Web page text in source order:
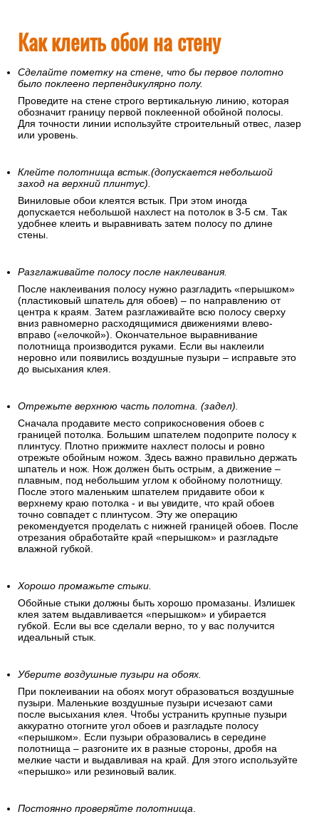
Как клеить обои на стену
Сделайте пометку на стене, что бы первое полотно
было поклеено перпендикулярно полу.
Проведите на стене строго вертикальную линию, которая
обозначит границу первой поклеенной обойной полосы.
Для точности линии используйте строительный отвес, лазер
или уровень.
Клейте полотнища встык.(допускается небольшой
заход на верхний плинтус).
Виниловые обои клеятся встык. При этом иногда
допускается небольшой нахлест на потолок в 3-5 см. Так
удобнее клеить и выравнивать затем полосу по длине
стены.
Разглаживайте полосу после наклеивания.
После наклеивания полосу нужно разгладить «перышком»
(пластиковый шпатель для обоев) – по направлению от
центра к краям. Затем разглаживайте всю полосу сверху
вниз равномерно расходящимися движениями влево-
вправо («елочкой»). Окончательное выравнивание
полотнища производится руками. Если вы наклеили
неровно или появились воздушные пузыри – исправьте это
до высыхания клея.
Отрежьте верхнюю часть полотна. (задел).
Сначала продавите место соприкосновения обоев с
границей потолка. Большим шпателем подоприте полосу к
плинтусу. Плотно прижмите нахлест полосы и ровно
отрежьте обойным ножом. Здесь важно правильно держать
шпатель и нож. Нож должен быть острым, а движение –
плавным, под небольшим углом к обойному полотнищу.
После этого маленьким шпателем придавите обои к
верхнему краю потолка - и вы увидите, что край обоев
точно совпадет с плинтусом. Эту же операцию
рекомендуется проделать с нижней границей обоев. После
отрезания обработайте край «перышком» и разгладьте
влажной губкой.
Хорошо промажьте стыки.
Обойные стыки должны быть хорошо промазаны. Излишек
клея затем выдавливается «перышком» и убирается
губкой. Если вы все сделали верно, то у вас получится
идеальный стык.
Уберите воздушные пузыри на обоях.
При поклеивании на обоях могут образоваться воздушные
пузыри. Маленькие воздушные пузыри исчезают сами
после высыхания клея. Чтобы устранить крупные пузыри
аккуратно отогните угол обоев и разгладьте полосу
«перышком». Если пузыри образовались в середине
полотнища – разгоните их в разные стороны, дробя на
мелкие части и выдавливая на край. Для этого используйте
«перышко» или резиновый валик.
Постоянно проверяйте полотнища.